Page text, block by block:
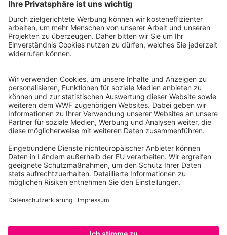
WWF Deutschland
Reinhardtstr. 18
10117 Berlin
Ihre Spende kann steuerlich geltend gemacht werden
Registriert als Stiftung WWF Deutschland, Senatsverwaltung für
Justiz Berlin, Az: 3416/976/2
Umsatzsteuer-Identifikationsnummer: DE 114236103
Freistellungsbescheid: Als gemeinnützige Körperschaft befreit
von der Körperschaftssteuer gem. §5 I 9 KStg. unter der
Steuernummer 27/641/09321